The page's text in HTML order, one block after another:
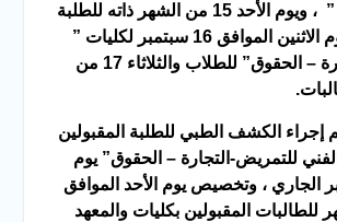
– التربية – الآثار ” ، ويوم الأحد 15 من الشهر ذاته للطلبة
.علي أن يكون يوم الاثنين الموافق 16 سبتمبر لكليات ”
التمريض – التجارة – الحقوق” للطلاب والثلاثاء 17 من
إجراء الكشف الطبي للطلبة المقبولين
للتمريض-التجارة – الحقوق” يوم
18سبتمبر الجاري ، وتخصيص يوم الأحد الموافق
للطالبات المقبولين بكليات والمعهد